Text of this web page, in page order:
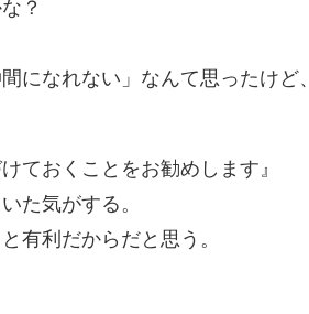
？
になれない」なんて思ったけど、
ておくことをお勧めします』
た気がする。
有利だからだと思う。